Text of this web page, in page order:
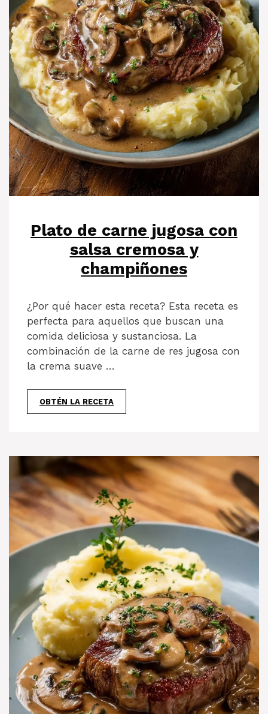
Plato de carne jugosa con
salsa cremosa y
champiñones
¿Por qué hacer esta receta? Esta receta es
perfecta para aquellos que buscan una
comida deliciosa y sustanciosa. La
combinación de la carne de res jugosa con
la crema suave …
OBTÉN LA RECETA